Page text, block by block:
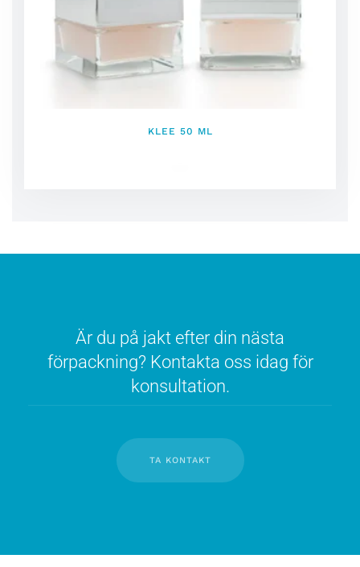
KLEE 50 ML
Är du på jakt efter din nästa
förpackning? Kontakta oss idag för
konsultation.
TA KONTAKT